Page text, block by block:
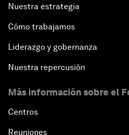
Nuestra estrategia
Cómo trabajamos
Liderazgo y gobernanza
Nuestra repercusión
Más información sobre el
Centros
Reuniones